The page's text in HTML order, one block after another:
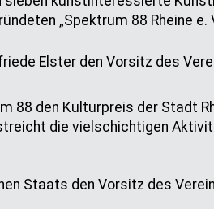
„Spektrum 88 Rheine e.
Elster den Vorsitz des
88 den Kulturpreis der Stadt
die vielschichtigen
Staats den Vorsitz des